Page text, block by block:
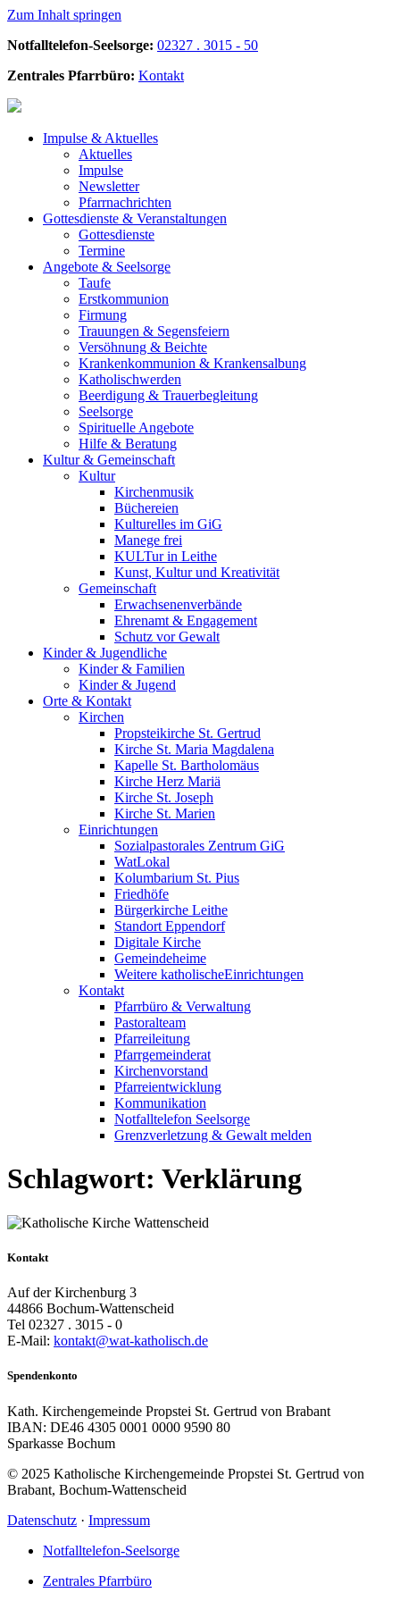
Zum Inhalt springen
Notfalltelefon-Seelsorge: 02327 . 3015 - 50
Zentrales Pfarrbüro: Kontakt
Impulse & Aktuelles
Aktuelles
Impulse
Newsletter
Pfarrnachrichten
Gottesdienste & Veranstaltungen
Gottesdienste
Termine
Angebote & Seelsorge
Taufe
Erstkommunion
Firmung
Trauungen & Segensfeiern
Versöhnung & Beichte
Krankenkommunion & Krankensalbung
Katholischwerden
Beerdigung & Trauerbegleitung
Seelsorge
Spirituelle Angebote
Hilfe & Beratung
Kultur & Gemeinschaft
Kultur
Kirchenmusik
Büchereien
Kulturelles im GiG
Manege frei
KULTur in Leithe
Kunst, Kultur und Kreativität
Gemeinschaft
Erwachsenenverbände
Ehrenamt & Engagement
Schutz vor Gewalt
Kinder & Jugendliche
Kinder & Familien
Kinder & Jugend
Orte & Kontakt
Kirchen
Propsteikirche St. Gertrud
Kirche St. Maria Magdalena
Kapelle St. Bartholomäus
Kirche Herz Mariä
Kirche St. Joseph
Kirche St. Marien
Einrichtungen
Sozialpastorales Zentrum GiG
WatLokal
Kolumbarium St. Pius
Friedhöfe
Bürgerkirche Leithe
Standort Eppendorf
Digitale Kirche
Gemeindeheime
Weitere katholische­­Einrichtungen
Kontakt
Pfarrbüro & Verwaltung
Pastoralteam
Pfarreileitung
Pfarrgemeinderat
Kirchenvorstand
Pfarreientwicklung
Kommunikation
Notfalltelefon Seelsorge
Grenzverletzung & Gewalt melden
Schlagwort: Verklärung
Kontakt
Auf der Kirchenburg 3
44866 Bochum-Wattenscheid
Tel 02327 . 3015 - 0
E-Mail: kontakt@wat-katholisch.de
Spendenkonto
Kath. Kirchengemeinde Propstei St. Gertrud von Brabant
IBAN: DE46 4305 0001 0000 9590 80
Sparkasse Bochum
© 2025 Katholische Kirchengemeinde Propstei St. Gertrud von
Brabant, Bochum-Wattenscheid
Datenschutz · Impressum
Notfalltelefon-Seelsorge
Zentrales Pfarrbüro